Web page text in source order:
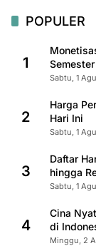
POPULER
1
Sabtu, 1
2
Harga
Hari Ini
Sabtu, 1
3
Daftar
hingga
Sabtu, 1
4
Cina
di
Minggu, 2